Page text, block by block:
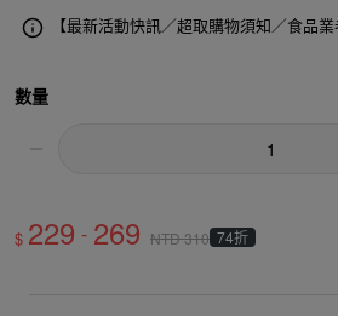
【最新活動快訊／超取購物須知／食品業
數量
$ 229 - 269 NTD310 74折